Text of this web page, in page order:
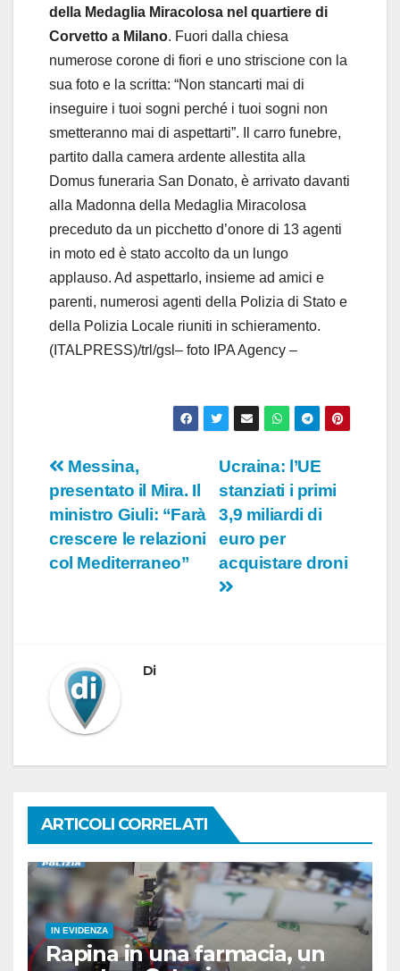
V
i
d
e
o
della Medaglia Miracolosa nel quartiere di
Corvetto a Milano. Fuori dalla chiesa
numerose corone di fiori e uno striscione con la
sua foto e la scritta: “Non stancarti mai di
inseguire i tuoi sogni perché i tuoi sogni non
smetteranno mai di aspettarti”. Il carro funebre,
partito dalla camera ardente allestita alla
Domus funeraria San Donato, è arrivato davanti
alla Madonna della Medaglia Miracolosa
preceduto da un picchetto d’onore di 13 agenti
in moto ed è stato accolto da un lungo
applauso. Ad aspettarlo, insieme ad amici e
parenti, numerosi agenti della Polizia di Stato e
della Polizia Locale riuniti in schieramento.
(ITALPRESS)/trl/gsl– foto IPA Agency –
Navigazione
articoli
Ucraina: l’UE
stanziati i primi
3,9 miliardi di
euro per
acquistare droni
Messina,
presentato il Mira. Il
ministro Giuli: “Farà
crescere le relazioni
col Mediterraneo”
Di
ARTICOLI CORRELATI
IN EVIDENZA
Rapina in una farmacia, un